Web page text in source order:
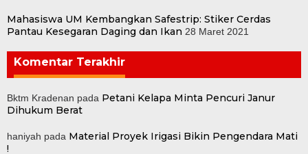
Mahasiswa UM Kembangkan Safestrip: Stiker Cerdas
Pantau Kesegaran Daging dan Ikan 28 Maret 2021
Komentar Terakhir
Bktm Kradenan pada Petani Kelapa Minta Pencuri Janur
Dihukum Berat
haniyah pada Material Proyek Irigasi Bikin Pengendara Mati
!